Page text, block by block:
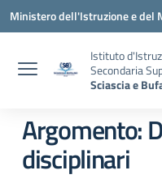
Vai ai contenuti
Vai al menu di navigazione
Vai al footer
Ministero dell'Istruzione e del
Istituto
Secondaria
Sciascia e
Argomento:
disciplinari